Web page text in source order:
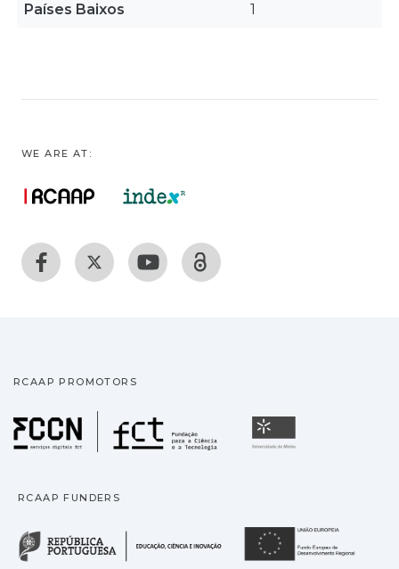
Países Baixos 1
WE ARE AT:
RCAAP PROMOTORS
Fundação para a
RCAAP FUNDERS
República Portuguesa